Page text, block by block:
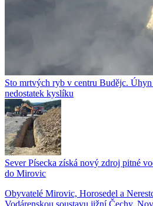
Sto mrtvých ryb v centru Budějc.
nedostatek kyslíku
Sever Písecka získá nový zdroj pitné
do Mirovic
Obyvatelé Mirovic, Horosedel a
Vodárenskou soustavu jižní Čechy.